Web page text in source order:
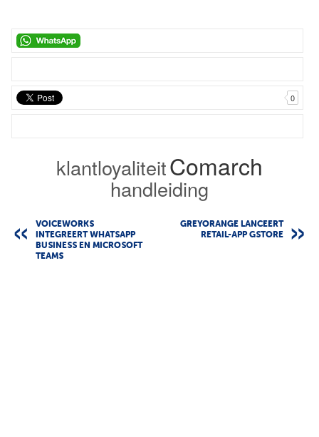
0
klantloyaliteitComarch
handleiding
VOICEWORKS
INTEGREERT WHATSAPP
BUSINESS EN MICROSOFT
TEAMS
GREYORANGE LANCEERT
RETAIL-APP GSTORE